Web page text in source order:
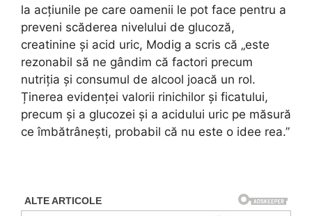
la acțiunile pe care oamenii le pot face pentru a
preveni scăderea nivelului de glucoză,
creatinine și acid uric, Modig a scris că „este
rezonabil să ne gândim că factori precum
nutriția și consumul de alcool joacă un rol.
Ținerea evidenței valorii rinichilor și ficatului,
precum și a glucozei și a acidului uric pe măsură
ce îmbătrânești, probabil că nu este o idee rea.”